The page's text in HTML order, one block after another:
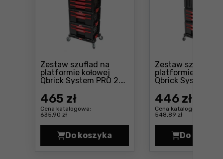
Zestaw szuflad na
platformie kołowej
Qbrick System PRO 2.0
465 zł
Cena katalogowa:
635,90 zł
Do koszyka
Zestaw szuflad na platformie
Zestaw szuflad
platformie
Qbrick System
2
Cena: 446 zł
446 zł
Cena katalogowa:
548,89 zł
Do